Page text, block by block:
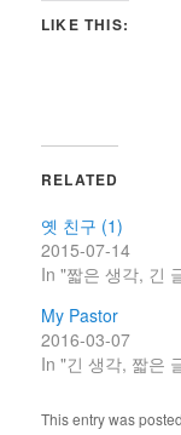
LIKE THIS:
RELATED
옛 친구 (1)
2015-07-14
In "짧은 생각, 긴
My Pastor
2016-03-07
In "긴 생각, 짧은
This entry was